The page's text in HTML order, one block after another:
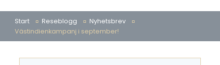
Start Reseblogg
Nyhetsbrev
Västindienkampanj i september!